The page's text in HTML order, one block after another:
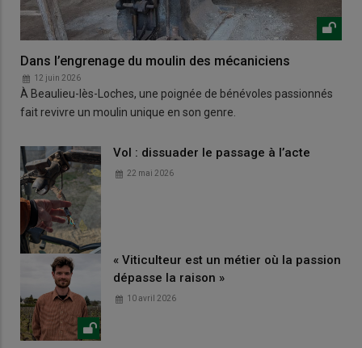
Dans l’engrenage du moulin des mécaniciens
12 juin 2026
À Beaulieu-lès-Loches, une poignée de bénévoles passionnés
fait revivre un moulin unique en son genre.
Vol : dissuader le passage à l’acte
22 mai 2026
« Viticulteur est un métier où la passion
dépasse la raison »
10 avril 2026